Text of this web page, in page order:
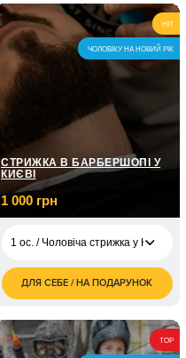
1 ос. / Курс з вокалу /
8 занять по 1 годині
5 050
грн
1 ос. / Курс вокалу /
12 занять по 1
годині
7 150
HIT
ЧОЛОВІКУ НА НОВИЙ РІК
СТРИЖКА В БАРБЕРШОПІ У
КИЄВІ
1 000 грн
1 ос. / Чоловіча стрижка у Києві/
1 ос. / Чоловіча
стрижка у Києві/ До 1
1 000
1 ос. / Моделювання
500
ДЛЯ СЕБЕ / НА ПОДАРУНОК
TOP